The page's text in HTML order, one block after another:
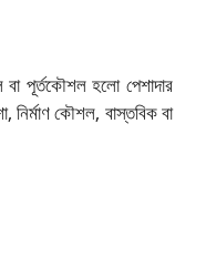
বা পূর্তকৌশল হলো পেশাদার
নির্মাণ কৌশল, বাস্তবিক বা